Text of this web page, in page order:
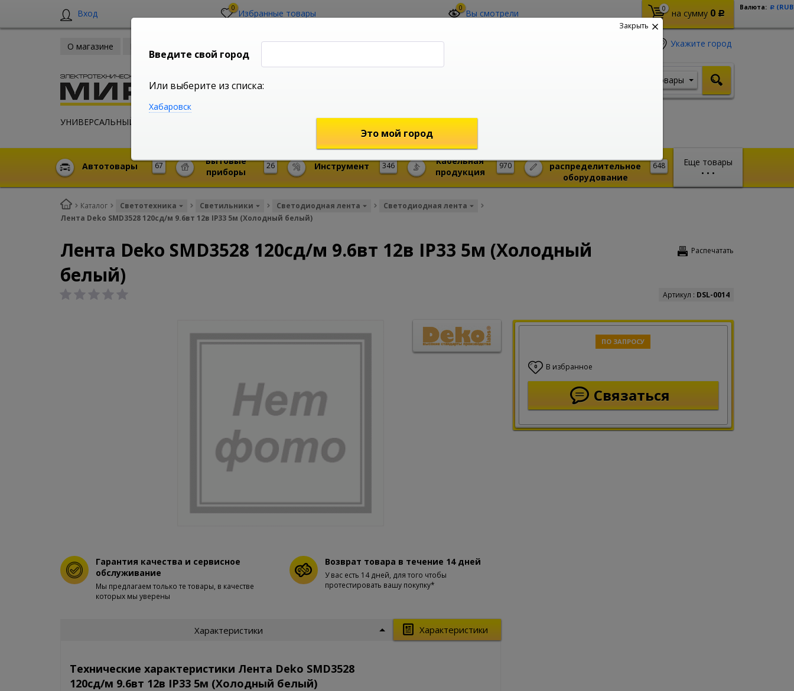
Вход 0 Избранные товары 0 Вы смотрели 0 на сумму 0 Р
Валюта: Р
О магазине
УНИВЕРСАЛЬНЫЙ ИНТЕРНЕТ МАГАЗИН
Укажите город
shop@mireks.ru
Товары
Еще товары
• • •
67
Автотовары 26
Бытовые
приборы
346
Инструмент 970
Кабельная
продукция
648
распределительное
оборудование
Каталог Светотехника Светильники Светодиодная лента
Светодиодная лента
Лента Deko SMD3528 120сд/м 9.6вт 12в IP33 5м (Холодный белый)
Распечатать
Лента Deko SMD3528 120сд/м 9.6вт 12в IP33 5м (Холодный
белый)
Артикул : DSL-0014
ПО ЗАПРОСУ
0 В избранное
Связаться
Гарантия качества и сервисное
обслуживание
Мы предлагаем только те товары, в качестве
которых мы уверены
Возврат товара в течение 14 дней
У вас есть 14 дней, для того чтобы
протестировать вашу покупку*
Характеристики
Характеристики
Технические характеристики Лента Deko SMD3528
120сд/м 9.6вт 12в IP33 5м (Холодный белый)
Закрыть
Введите свой город
Или выберите из списка:
Хабаровск
Это мой город